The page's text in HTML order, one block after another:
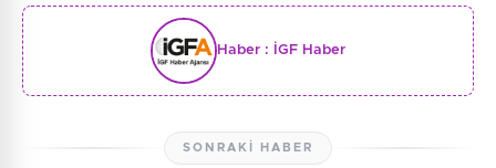
Haber : İGF Haber
SONRAKI HABER